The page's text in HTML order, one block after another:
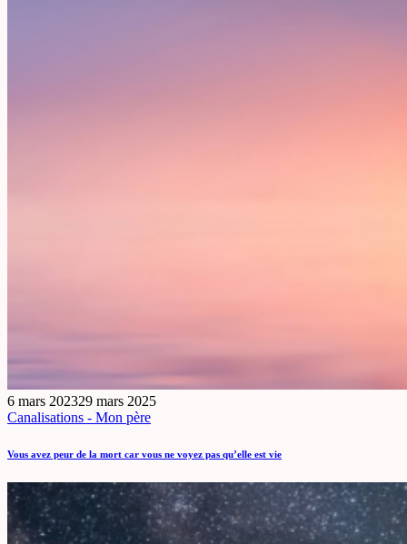
6 mars 202329 mars 2025
Canalisations - Mon père
Vous avez peur de la mort car vous ne voyez pas qu’elle est vie